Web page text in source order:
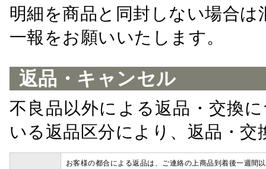
明細を商品と同封しない場合
一報をお願いいたします。
返品・キャンセル
不良品以外による返品・交換
いる返品区分により、返品・
お客様の都合による返品は、ご連絡の上商品到着後一週間